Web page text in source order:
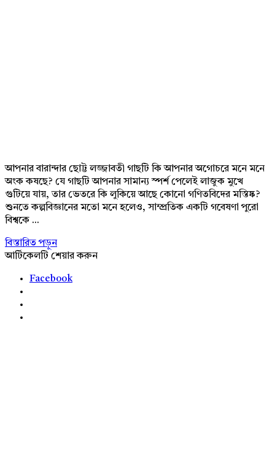
আপনার বারান্দার ছোট্ট লজ্জাবতী গাছটি কি আপনার অগোচরে মনে মনে
অংক কষছে? যে গাছটি আপনার সামান্য স্পর্শ পেলেই লাজুক মুখে
গুটিয়ে যায়, তার ভেতরে কি লুকিয়ে আছে কোনো গণিতবিদের মস্তিষ্ক?
শুনতে কল্পবিজ্ঞানের মতো মনে হলেও, সাম্প্রতিক একটি গবেষণা পুরো
বিশ্বকে ...
বিস্তারিত পড়ুন
আর্টিকেলটি শেয়ার করুন
Facebook